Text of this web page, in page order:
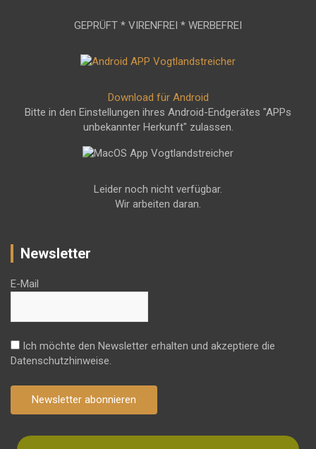
GEPRÜFT * VIRENFREI * WERBEFREI
Download für Android
Bitte in den Einstellungen ihres Android-Endgerätes "APPs
unbekannter Herkunft" zulassen.
Leider noch nicht verfügbar.
Wir arbeiten daran.
Newsletter
E-Mail
Ich möchte den Newsletter erhalten und akzeptiere die
Datenschutzhinweise.
Newsletter abonnieren